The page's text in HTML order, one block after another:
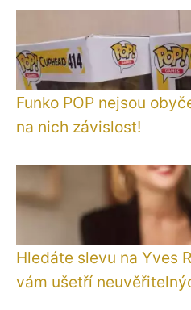
Funko POP nejsou
na nich závislost!
Hledáte slevu na Yves
vám ušetří